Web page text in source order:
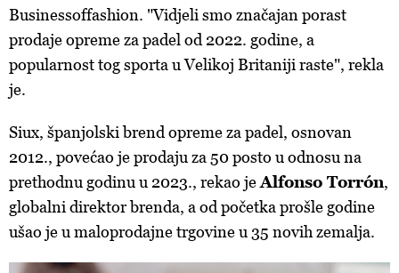
Businessoffashion. "Vidjeli smo značajan porast
prodaje opreme za padel od 2022. godine, a
popularnost tog sporta u Velikoj Britaniji raste", rekla
je.
Siux, španjolski brend opreme za padel, osnovan
2012., povećao je prodaju za 50 posto u odnosu na
prethodnu godinu u 2023., rekao jeAlfonso Torrón,
globalni direktor brenda, a od početka prošle godine
ušao je u maloprodajne trgovine u 35 novih zemalja.